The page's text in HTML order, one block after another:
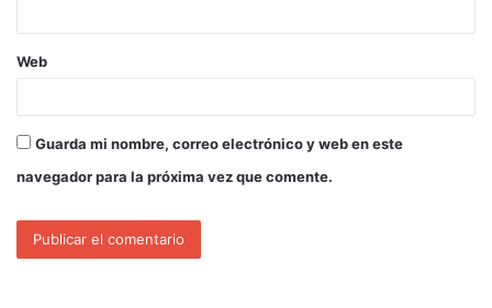
Web
Guarda mi nombre, correo electrónico y web en este
navegador para la próxima vez que comente.